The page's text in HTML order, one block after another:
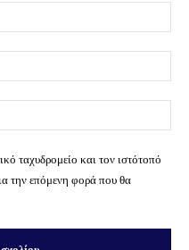
ταχυδρομείο και τον ιστότοπό
την επόμενη φορά που θα